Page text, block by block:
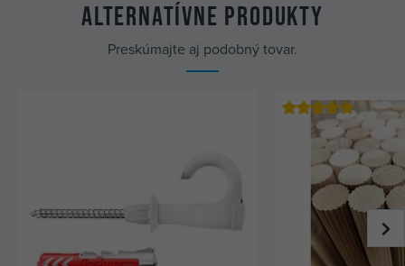
Alternatívne produkty
Preskúmajte aj podobný tovar.